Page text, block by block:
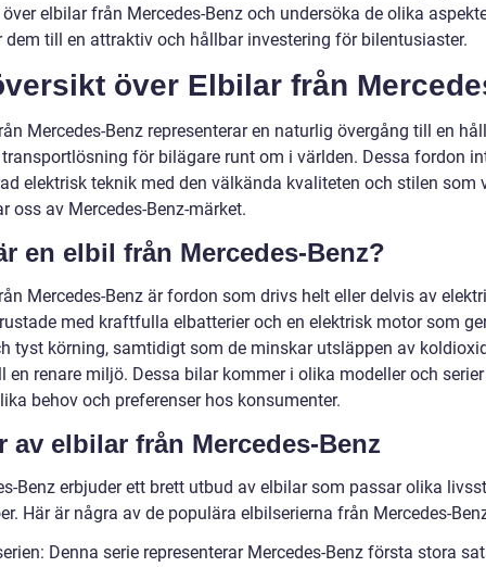
elbilar från Mercedes-Benz och undersöka de olika
dem till en attraktiv och hållbar investering för bilentusiaster.
över Elbilar från
Mercedes-Benz representerar en naturlig övergång till en
för bilägare runt om i världen. Dessa fordon
elektrisk teknik med den välkända kvaliteten och stilen som
oss av Mercedes-Benz-märket.
en elbil från Mercedes-Benz?
Mercedes-Benz är fordon som drivs helt eller delvis av
med kraftfulla elbatterier och en elektrisk motor som
tyst körning, samtidigt som de minskar utsläppen av
en renare miljö. Dessa bilar kommer i olika modeller och
behov och preferenser hos konsumenter.
av elbilar från Mercedes-Benz
Benz erbjuder ett brett utbud av elbilar som passar olika
Här är några av de populära elbilserierna från Mercedes-
Denna serie representerar Mercedes-Benz första stora